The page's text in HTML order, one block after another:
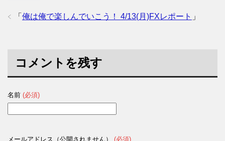
「 俺は俺で楽しんでいこう！ 4/13(月)FXレポート 」
コメントを残す
名前 (必須)
メールアドレス（公開されません） (必須)